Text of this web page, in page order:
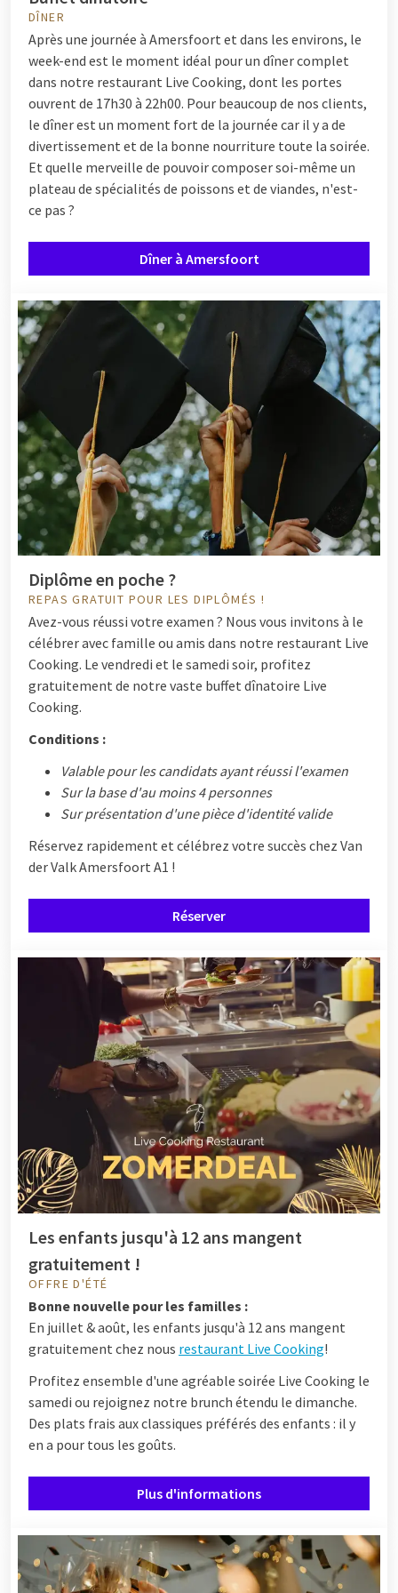
DÎNER
Après une journée à Amersfoort et dans les environs, le
week-end est le moment idéal pour un dîner complet
dans notre restaurant Live Cooking, dont les portes
ouvrent de 17h30 à 22h00. Pour beaucoup de nos clients,
le dîner est un moment fort de la journée car il y a de
divertissement et de la bonne nourriture toute la soirée.
Et quelle merveille de pouvoir composer soi-même un
plateau de spécialités de poissons et de viandes, n'est-
ce pas ?
Dîner à Amersfoort
Diplôme en poche ?
REPAS GRATUIT POUR LES DIPLÔMÉS !
Avez-vous réussi votre examen ? Nous vous invitons à le
célébrer avec famille ou amis dans notre restaurant Live
Cooking. Le vendredi et le samedi soir, profitez
gratuitement de notre vaste buffet dînatoire Live
Cooking.
Conditions :
Valable pour les candidats ayant réussi l'examen
Sur la base d'au moins 4 personnes
Sur présentation d'une pièce d'identité valide
Réservez rapidement et célébrez votre succès chez Van
der Valk Amersfoort A1 !
Réserver
Les enfants jusqu'à 12 ans mangent
gratuitement !
OFFRE D'ÉTÉ
Bonne nouvelle pour les familles :
En juillet & août, les enfants jusqu'à 12 ans mangent
gratuitement chez nous restaurant Live Cooking!
Profitez ensemble d'une agréable soirée Live Cooking le
samedi ou rejoignez notre brunch étendu le dimanche.
Des plats frais aux classiques préférés des enfants : il y
en a pour tous les goûts.
Plus d'informations